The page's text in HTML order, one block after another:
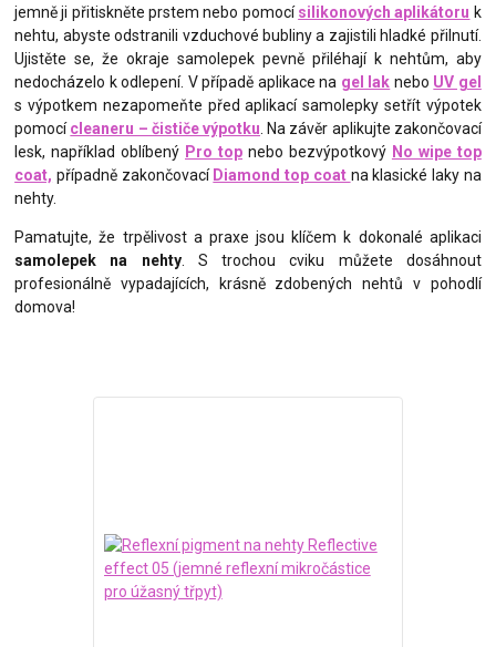
jemně ji přitiskněte prstem nebo pomocísilikonových aplikátoru k
nehtu, abyste odstranili vzduchové bubliny a zajistili hladké přilnutí.
Ujistěte se, že okraje samolepek pevně přiléhají k nehtům, aby
nedocházelo k odlepení. V případě aplikace na gel lak nebo UV gel
s výpotkem nezapomeňte před aplikací samolepky setřít výpotek
pomocícleaneru – čističe výpotku . Na závěr aplikujte zakončovací
lesk, například oblíbený Pro top nebo bezvýpotkový No wipe top
coat, případně zakončovací Diamond top coat na klasické laky na
nehty.
Pamatujte, že trpělivost a praxe jsou klíčem k dokonalé aplikaci
samolepek na nehty. S trochou cviku můžete dosáhnout
profesionálně vypadajících, krásně zdobených nehtů v pohodlí
domova!